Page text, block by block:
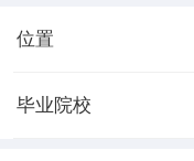
位置
毕业院校